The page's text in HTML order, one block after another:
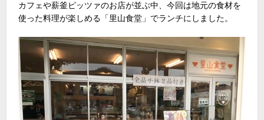
カフェや薪釜ピッツァのお店が並ぶ中、今回は地元の食材を
使った料理が楽しめる「里山食堂」でランチにしました。